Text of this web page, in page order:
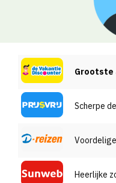
Grootste
Scherpe
Heerlijke